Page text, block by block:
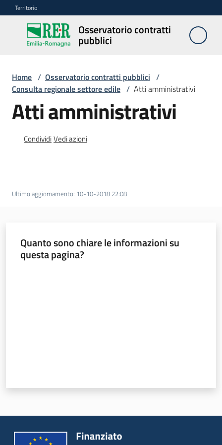
Vai al contenuto
Vai alla navigazione
Vai al footer
Territorio
Osservatorio contratti
pubblici
Osservatorio
contratti
Elenco
regionale
di
agricoli
medi
Territorio
Home / Osservatorio contratti pubblici /
Consulta regionale settore edile / Atti amministrativi
Atti amministrativi
CondividiVedi azioni
Ultimo aggiornamento: 10-10-2018 22:08
Quanto sono chiare le informazioni su
questa pagina?